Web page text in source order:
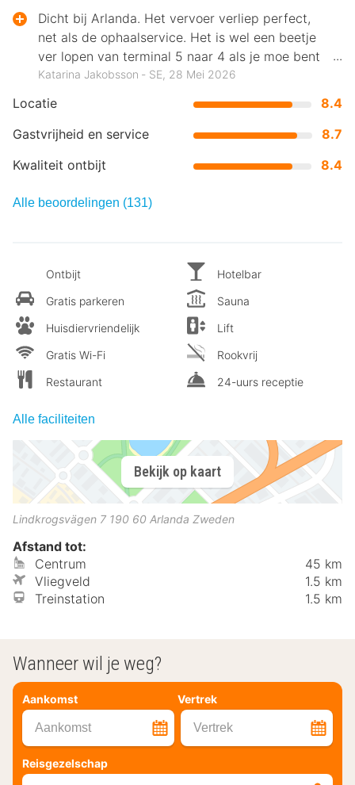
Locatie
8.4
Gastvrijheid en service
8.7
Kwaliteit ontbijt
8.4
Dicht bij Arlanda. Het vervoer verliep perfect,
net als de ophaalservice. Het is wel een beetje
ver lopen van terminal 5 naar 4 als je moe bent
na de reis. Goede parkeergelegenheid.
Katarina Jakobsson ‐ SE, 28 Mei 2026
Alle beoordelingen (131)
Ontbijt
Gratis parkeren
Huisdiervriendelijk
Gratis Wi-Fi
Restaurant
Hotelbar
Sauna
Lift
Rookvrij
24-uurs receptie
Alle faciliteiten
Bekijk op kaart
Lindkrogsvägen 7 190 60 Arlanda Zweden
Afstand tot:
Centrum
45 km
Vliegveld
1.5 km
Treinstation
1.5 km
Wanneer wil je weg?
Aankomst Vertrek
Aankomst Vertrek
Reisgezelschap